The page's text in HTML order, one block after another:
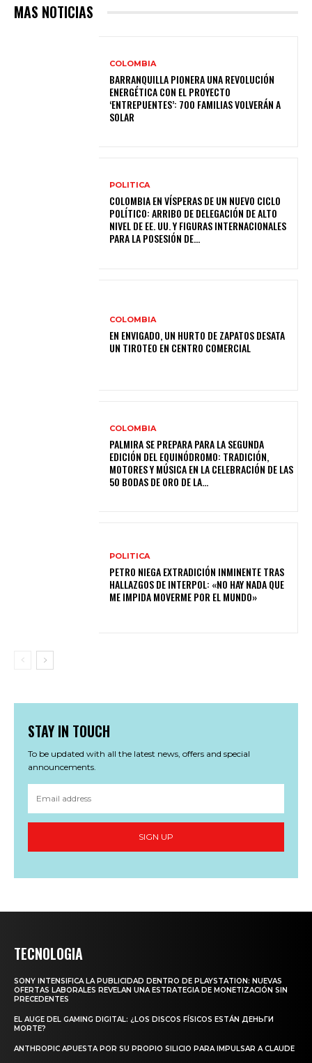
MAS NOTICIAS
COLOMBIA
BARRANQUILLA PIONERA UNA REVOLUCIÓN
ENERGÉTICA CON EL PROYECTO
‘ENTREPUENTES’: 700 FAMILIAS VOLVERÁN A
SOLAR
POLITICA
COLOMBIA EN VÍSPERAS DE UN NUEVO CICLO
POLÍTICO: ARRIBO DE DELEGACIÓN DE ALTO
NIVEL DE EE. UU. Y FIGURAS INTERNACIONALES
PARA LA POSESIÓN DE...
COLOMBIA
EN ENVIGADO, UN HURTO DE ZAPATOS DESATA
UN TIROTEO EN CENTRO COMERCIAL
COLOMBIA
PALMIRA SE PREPARA PARA LA SEGUNDA
EDICIÓN DEL EQUINÓDROMO: TRADICIÓN,
MOTORES Y MÚSICA EN LA CELEBRACIÓN DE LAS
50 BODAS DE ORO DE LA...
POLITICA
PETRO NIEGA EXTRADICIÓN INMINENTE TRAS
HALLAZGOS DE INTERPOL: «NO HAY NADA QUE
ME IMPIDA MOVERME POR EL MUNDO»
STAY IN TOUCH
To be updated with all the latest news, offers and special
announcements.
SIGN UP
TECNOLOGIA
SONY INTENSIFICA LA PUBLICIDAD DENTRO DE PLAYSTATION: NUEVAS
OFERTAS LABORALES REVELAN UNA ESTRATEGIA DE MONETIZACIÓN SIN
PRECEDENTES
EL AUGE DEL GAMING DIGITAL: ¿LOS DISCOS FÍSICOS ESTÁN ДЕНЬГИ
MORTE?
ANTHROPIC APUESTA POR SU PROPIO SILICIO PARA IMPULSAR A CLAUDE